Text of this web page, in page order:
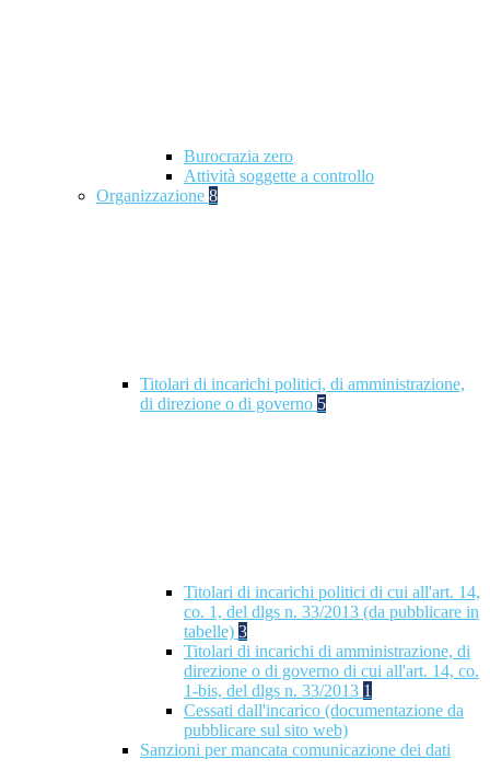
Burocrazia zero
Attività soggette a controllo
Organizzazione 8
Titolari di incarichi politici, di amministrazione,
di direzione o di governo 5
Titolari di incarichi politici di cui all'art. 14,
co. 1, del dlgs n. 33/2013 (da pubblicare in
tabelle) 3
Titolari di incarichi di amministrazione, di
direzione o di governo di cui all'art. 14, co.
1-bis, del dlgs n. 33/2013 1
Cessati dall'incarico (documentazione da
pubblicare sul sito web)
Sanzioni per mancata comunicazione dei dati